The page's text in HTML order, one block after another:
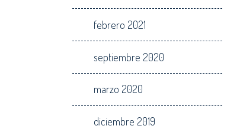
febrero 2021
septiembre 2020
marzo 2020
diciembre 2019